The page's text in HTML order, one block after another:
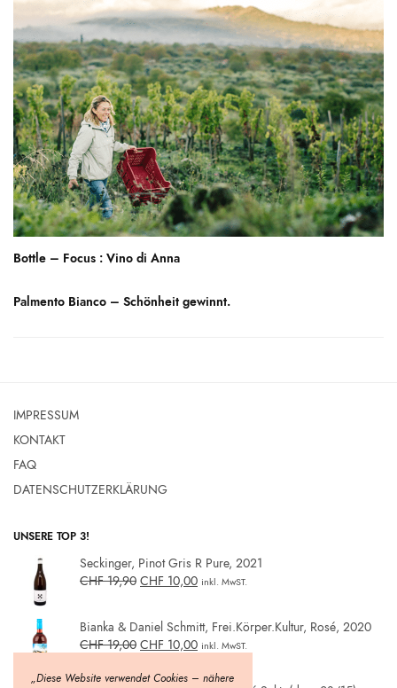
Bottle – Focus : Vino di Anna
Palmento Bianco – Schönheit gewinnt.
IMPRESSUM
KONTAKT
FAQ
DATENSCHUTZERKLÄRUNG
UNSERE TOP 3!
Seckinger, Pinot Gris R Pure, 2021
CHF19,90 CHF 10,00 inkl. MwST.
Bianka & Daniel Schmitt, Frei.Körper.Kultur, Rosé, 2020
CHF19,00 CHF 10,00 inkl. MwST.
„Diese Website verwendet Cookies – nähere